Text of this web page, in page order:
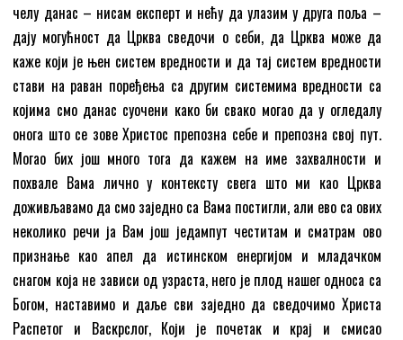
челу данас – нисам експерт и нећу да улазим у друга поља –
дају могућност да Црква сведочи о себи, да Црква може да
каже који је њен систем вредности и да тај систем вредности
стави на раван поређења са другим системима вредности са
којима смо данас суочени како би свако могао да у огледалу
онога што се зове Христос препозна себе и препозна свој пут.
Могао бих још много тога да кажем на име захвалности и
похвале Вама лично у контексту свега што ми као Црква
доживљавамо да смо заједно са Вама постигли, али ево са ових
неколико речи ја Вам још једампут честитам и сматрам ово
признање као апел да истинском енергијом и младачком
снагом која не зависи од узраста, него је плод нашег односа са
Богом, наставимо и даље сви заједно да сведочимо Христа
Распетог и Васкрслог, Који је почетак и крај и смисао